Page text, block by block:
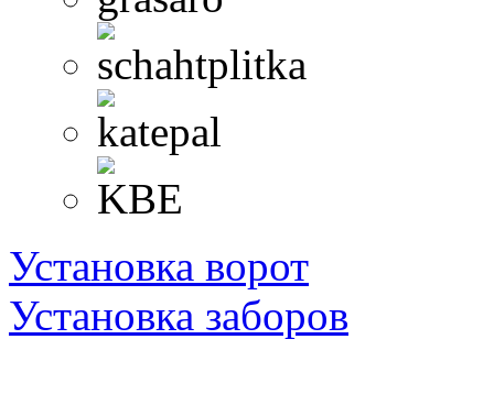
Установка ворот
Установка заборов